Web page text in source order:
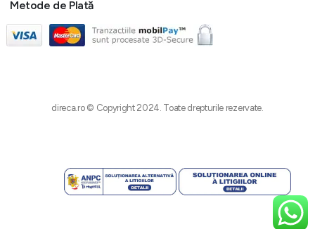
Metode de Plată
direca.ro © Copyright 2024. Toate drepturile rezervate.